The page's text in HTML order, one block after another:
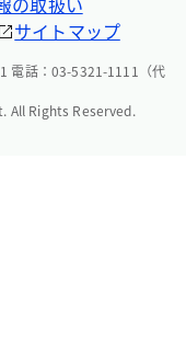
サイトマップ
電話：03-5321-1111（代
All Rights Reserved.